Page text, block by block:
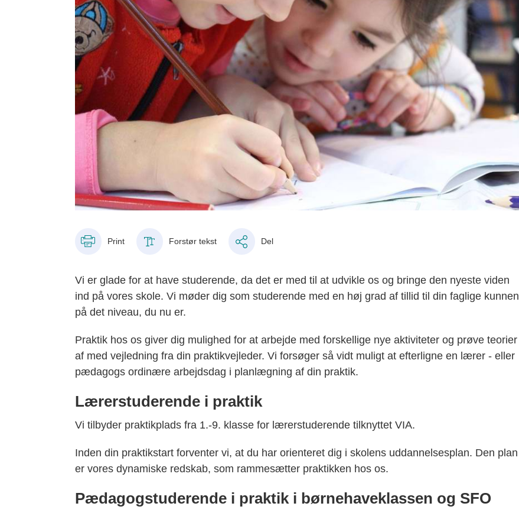
Print Forstør tekst Del
Vi er glade for at have studerende, da det er med til at udvikle os og bringe den nyeste viden
ind på vores skole. Vi møder dig som studerende med en høj grad af tillid til din faglige kunnen
på det niveau, du nu er.
Praktik hos os giver dig mulighed for at arbejde med forskellige nye aktiviteter og prøve teorier
af med vejledning fra din praktikvejleder. Vi forsøger så vidt muligt at efterligne en lærer - eller
pædagogs ordinære arbejdsdag i planlægning af din praktik.
Lærerstuderende i praktik
Vi tilbyder praktikplads fra 1.-9. klasse for lærerstuderende tilknyttet VIA.
Inden din praktikstart forventer vi, at du har orienteret dig i skolens uddannelsesplan. Den plan
er vores dynamiske redskab, som rammesætter praktikken hos os.
Pædagogstuderende i praktik i børnehaveklassen og SFO